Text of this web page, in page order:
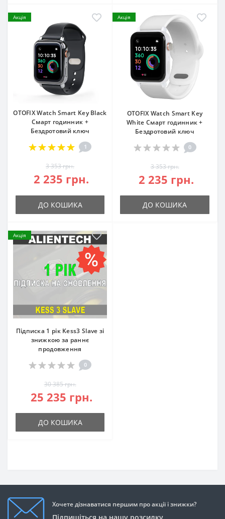
Акція
OTOFIX Watch Smart Key Black
Смарт годинник +
Бездротовий ключ
1
3 353 грн.
2 235 грн.
ДО КОШИКА
Акція
OTOFIX Watch Smart Key
White Смарт годинник +
Бездротовий ключ
0
3 353 грн.
2 235 грн.
ДО КОШИКА
Акція
Підписка 1 рік Kess3 Slave зі
знижкою за раннє
продовження
0
30 385 грн.
25 235 грн.
ДО КОШИКА
Хочете дізнаватися першим про акції і знижки?